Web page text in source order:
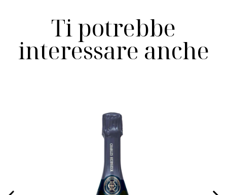
Ti potrebbe
interessare anche